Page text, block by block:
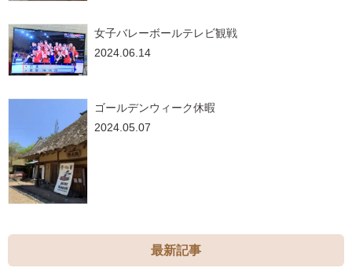
女子バレーボールテレビ観戦
2024.06.14
ゴールデンウィーク休暇
2024.05.07
最新記事